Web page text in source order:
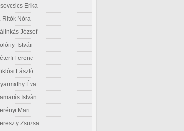
Erika
Ritók Nóra
József
István
Ferenc
László
Éva
István
Mari
Zsuzsa